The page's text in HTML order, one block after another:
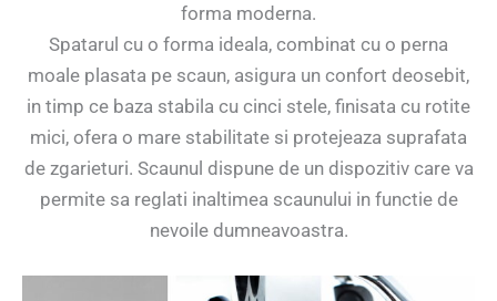
forma moderna.
Spatarul cu o forma ideala, combinat cu o perna
moale plasata pe scaun, asigura un confort deosebit,
in timp ce baza stabila cu cinci stele, finisata cu rotite
mici, ofera o mare stabilitate si protejeaza suprafata
de zgarieturi. Scaunul dispune de un dispozitiv care va
permite sa reglati inaltimea scaunului in functie de
nevoile dumneavoastra.